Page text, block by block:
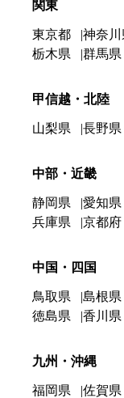
関東
東京都 神奈川
栃木県
群馬県
甲信越・北陸
山梨県 長野県
中部・近畿
静岡県 愛知県
兵庫県
京都府
中国・四国
鳥取県 島根県
徳島県
香川県
九州・沖縄
福岡県 佐賀県